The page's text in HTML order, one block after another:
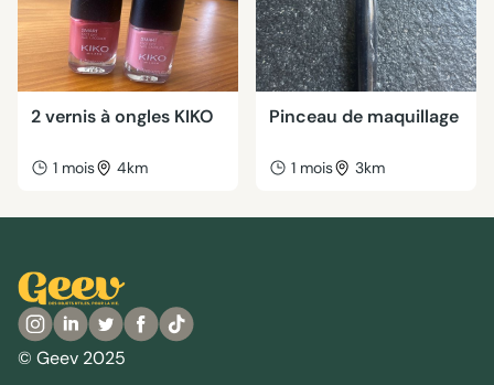
2 vernis à ongles KIKO
1 mois 4km
Pinceau de maquillage
1 mois 3km
© Geev 2025